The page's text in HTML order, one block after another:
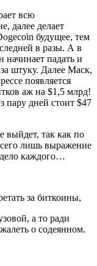
всю
далее делает
будущее, тем
в разы. А в
падать и
штуку. Далее Маск,
появляется
аж на $1,5 млрд!
пару дней стоит $47
выйдет, так как по
лишь выражение
каждого…
за биткоины,
а то ради
о содеянном.